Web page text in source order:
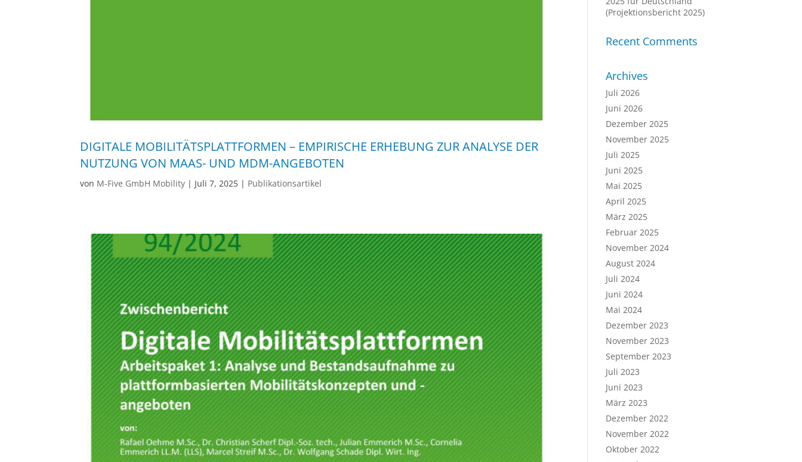
DIGITALE MOBILITÄTSPLATTFORMEN – EMPIRISCHE ERHEBUNG ZUR ANALYSE DER
NUTZUNG VON MAAS- UND MDM-ANGEBOTEN
von M-Five GmbH Mobility | Juli 7, 2025 | Publikationsartikel
(Projektionsbericht 2025)
Recent Comments
Archives
Juli 2026
Juni 2026
Dezember 2025
November 2025
Juli 2025
Juni 2025
Mai 2025
April 2025
März 2025
Februar 2025
November 2024
August 2024
Juli 2024
Juni 2024
Mai 2024
Dezember 2023
November 2023
September 2023
Juli 2023
Juni 2023
März 2023
Dezember 2022
November 2022
Oktober 2022